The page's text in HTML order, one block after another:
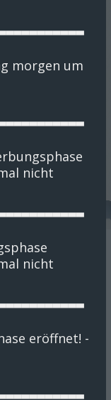
morgen um
nicht
nicht
eröffnet! -